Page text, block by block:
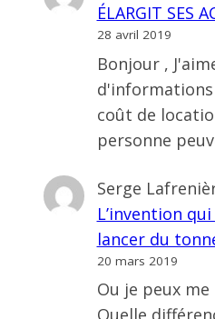
ÉLARGIT SES
28 avril 2019
Bonjour ,
d'informations
coût de
personne
Serge
L’invention
lancer du
20 mars 2019
Ou je peux